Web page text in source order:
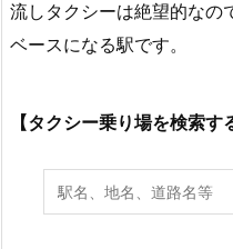
流しタクシーは絶望的なの
ベースになる駅です。
【タクシー乗り場を検索す